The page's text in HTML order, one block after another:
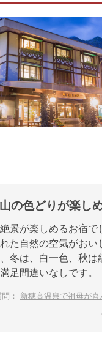
の色どりが楽し
景が楽しめるお宿
た自然の空気がお
冬は、白一色、秋
足間違いなしです。
： 新穂高温泉で祖母が喜